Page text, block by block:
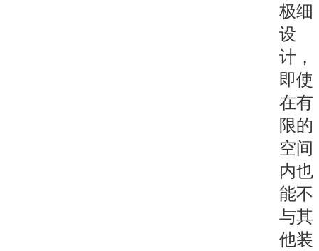
极细
设
计，
即使
在有
限的
空间
内也
能不
与其
他装